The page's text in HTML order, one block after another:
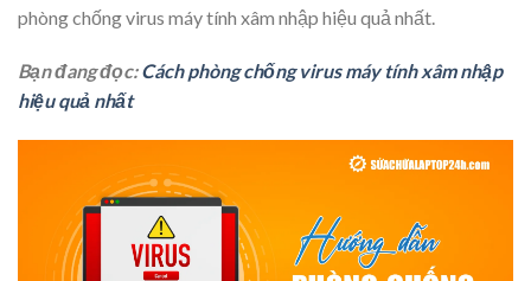
phòng chống virus máy tính xâm nhập hiệu quả nhất.
Bạn đang đọc:Cách phòng chống virus máy tính xâm nhập
hiệu quả nhất